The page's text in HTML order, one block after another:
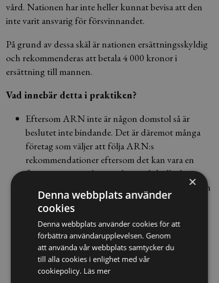
vård. Nationen har inte heller kunnat bevisa att den
inte varit ansvarig för försvinnandet.
På grund av dessa skäl är nationen ersättningsskyldig
och rekommenderas att betala 4 000 kronor i
ersättning till mannen.
Vad innebär detta i praktiken?
Eftersom ARN inte är någon domstol så är
beslutet inte bindande. Det är däremot många
företag som väljer att följa ARN:s
rekommendationer eftersom det kan vara en
fingervisning om hur en domstol skulle döma.
Vid avtal mellan köpare och säljare så har säljaren
en skyldighet att ta hand om varan om köparen
inte hämtar varan i tid. Om säljaren inte gör
detta, kan köparen hålla säljaren ansvarig för
eventuella fel.
×
Denna webbplats använder
cookies
Denna webbplats använder cookies för att
förbättra användarupplevelsen. Genom
att använda vår webbplats samtycker du
till alla cookies i enlighet med vår
cookiepolicy. Läs mer